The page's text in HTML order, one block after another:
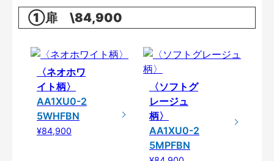
①扉 \84,900
〈ネオホワ
イト柄〉
AA1XU0-2
5WHFBN
¥84,900
〈ソフトグ
レージュ
柄〉
AA1XU0-2
5MPFBN